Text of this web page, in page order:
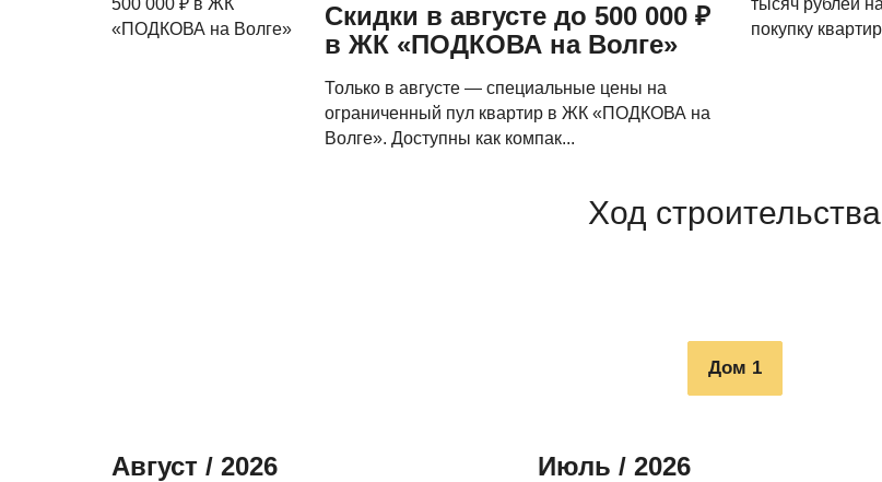
Скидки в августе до 500 000 ₽
в ЖК «ПОДКОВА на Волге»
Только в августе — специальные цены на
ограниченный пул квартир в ЖК «ПОДКОВА на
Волге». Доступны как компак...
Ход строительства
Дом 1
Август / 2026 Июль / 2026